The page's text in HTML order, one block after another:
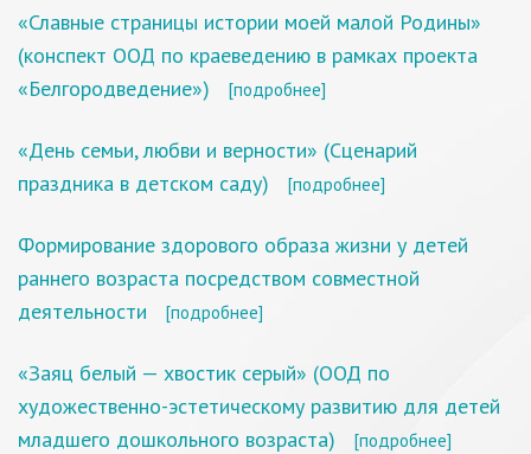
«Славные страницы истории моей малой Родины»
(конспект ООД по краеведению в рамках проекта
«Белгородведение»)
[подробнее]
«День семьи, любви и верности» (Сценарий
праздника в детском саду)
[подробнее]
Формирование здорового образа жизни у детей
раннего возраста посредством совместной
деятельности
[подробнее]
«Заяц белый — хвостик серый» (ООД по
художественно-эстетическому развитию для детей
младшего дошкольного возраста)
[подробнее]